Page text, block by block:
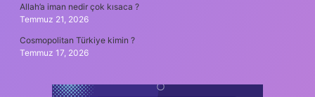
Allah’a iman nedir çok kısaca ?
Temmuz 21, 2026
Cosmopolitan Türkiye kimin ?
Temmuz 17, 2026